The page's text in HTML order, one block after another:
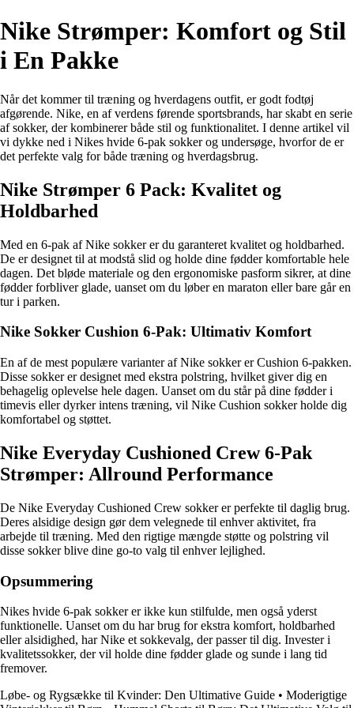
Nike Strømper: Komfort og Stil
i En Pakke
Når det kommer til træning og hverdagens outfit, er godt fodtøj
afgørende. Nike, en af verdens førende sportsbrands, har skabt en serie
af sokker, der kombinerer både stil og funktionalitet. I denne artikel vil
vi dykke ned i Nikes hvide 6-pak sokker og undersøge, hvorfor de er
det perfekte valg for både træning og hverdagsbrug.
Nike Strømper 6 Pack: Kvalitet og
Holdbarhed
Med en 6-pak af Nike sokker er du garanteret kvalitet og holdbarhed.
De er designet til at modstå slid og holde dine fødder komfortable hele
dagen. Det bløde materiale og den ergonomiske pasform sikrer, at dine
fødder forbliver glade, uanset om du løber en maraton eller bare går en
tur i parken.
Nike Sokker Cushion 6-Pak: Ultimativ Komfort
En af de mest populære varianter af Nike sokker er Cushion 6-pakken.
Disse sokker er designet med ekstra polstring, hvilket giver dig en
behagelig oplevelse hele dagen. Uanset om du står på dine fødder i
timevis eller dyrker intens træning, vil Nike Cushion sokker holde dig
komfortabel og støttet.
Nike Everyday Cushioned Crew 6-Pak
Strømper: Allround Performance
De Nike Everyday Cushioned Crew sokker er perfekte til daglig brug.
Deres alsidige design gør dem velegnede til enhver aktivitet, fra
arbejde til træning. Med den rigtige mængde støtte og polstring vil
disse sokker blive dine go-to valg til enhver lejlighed.
Opsummering
Nikes hvide 6-pak sokker er ikke kun stilfulde, men også yderst
funktionelle. Uanset om du har brug for ekstra komfort, holdbarhed
eller alsidighed, har Nike et sokkevalg, der passer til dig. Invester i
kvalitetssokker, der vil holde dine fødder glade og sunde i lang tid
fremover.
Løbe- og Rygsække til Kvinder: Den Ultimative Guide • Moderigtige